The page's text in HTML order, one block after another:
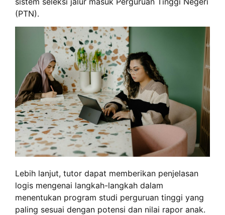
(PTN).
Lebih lanjut, tutor dapat memberikan penjelasan
logis mengenai langkah-langkah dalam
menentukan program studi perguruan tinggi yang
paling sesuai dengan potensi dan nilai rapor anak.